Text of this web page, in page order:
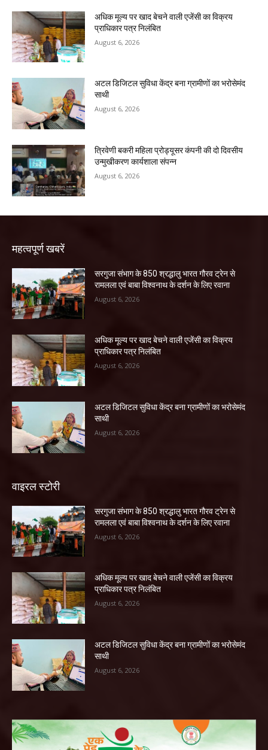
अधिक मूल्य पर खाद बेचने वाली एजेंसी का विक्रय
प्राधिकार पत्र निलंबित
August 6, 2026
अटल डिजिटल सुविधा केंद्र बना ग्रामीणों का भरोसेमंद
साथी
August 6, 2026
त्रिवेणी बकरी महिला प्रोड्यूसर कंपनी की दो दिवसीय
उन्मुखीकरण कार्यशाला संपन्न
August 6, 2026
महत्वपूर्ण खबरें
सरगुजा संभाग के 850 श्रद्धालु भारत गौरव ट्रेन से
रामलला एवं बाबा विश्वनाथ के दर्शन के लिए रवाना
August 6, 2026
अधिक मूल्य पर खाद बेचने वाली एजेंसी का विक्रय
प्राधिकार पत्र निलंबित
August 6, 2026
अटल डिजिटल सुविधा केंद्र बना ग्रामीणों का भरोसेमंद
साथी
August 6, 2026
वाइरल स्टोरी
सरगुजा संभाग के 850 श्रद्धालु भारत गौरव ट्रेन से
रामलला एवं बाबा विश्वनाथ के दर्शन के लिए रवाना
August 6, 2026
अधिक मूल्य पर खाद बेचने वाली एजेंसी का विक्रय
प्राधिकार पत्र निलंबित
August 6, 2026
अटल डिजिटल सुविधा केंद्र बना ग्रामीणों का भरोसेमंद
साथी
August 6, 2026